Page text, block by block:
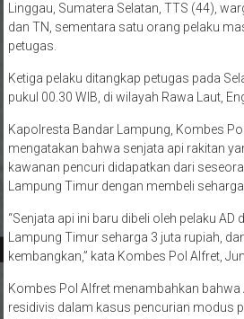
Linggau, Sumatera Selatan, TTS (44),
dan TN, sementara satu orang pelaku
petugas.
Ketiga pelaku ditangkap petugas pada
pukul 00.30 WIB, di wilayah Rawa Laut,
Kapolresta Bandar Lampung, Kombes
mengatakan bahwa senjata api rakitan
kawanan pencuri didapatkan dari
Lampung Timur dengan membeli
“Senjata api ini baru dibeli oleh pelaku
Lampung Timur seharga 3 juta rupiah,
kembangkan,” kata Kombes Pol Alfret,
Kombes Pol Alfret menambahkan bahwa
residivis dalam kasus pencurian modus